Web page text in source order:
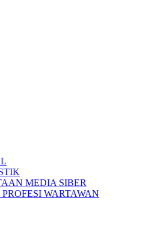
MEDIA SIBER
WARTAWAN